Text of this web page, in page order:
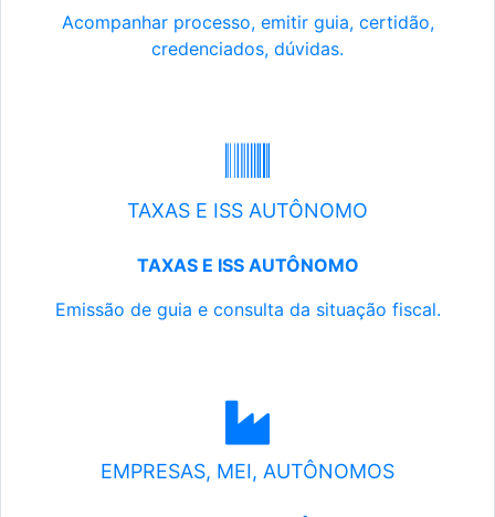
Acompanhar processo, emitir guia, certidão,
credenciados, dúvidas.
TAXAS E ISS AUTÔNOMO
TAXAS E ISS AUTÔNOMO
Emissão de guia e consulta da situação fiscal.
EMPRESAS, MEI, AUTÔNOMOS